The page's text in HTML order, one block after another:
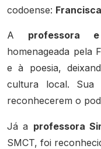
codoense:
A professora
homenageada pela
e à poesia,
cultura local. Sua
reconhecerem o
Já a professora
SMCT, foi